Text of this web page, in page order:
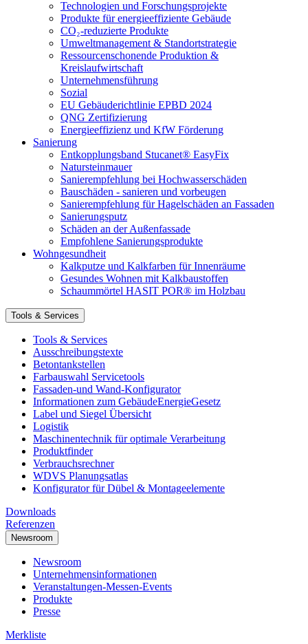
Technologien und Forschungsprojekte
Produkte für energieeffiziente Gebäude
CO₂-reduzierte Produkte
Umweltmanagement & Standortstrategie
Ressourcenschonende Produktion &
Kreislaufwirtschaft
Unternehmensführung
Sozial
EU Gebäuderichtlinie EPBD 2024
QNG Zertifizierung
Energieeffizienz und KfW Förderung
Sanierung
Entkopplungsband Stucanet® EasyFix
Natursteinmauer
Sanierempfehlung bei Hochwasserschäden
Bauschäden - sanieren und vorbeugen
Sanierempfehlung für Hagelschäden an Fassaden
Sanierungsputz
Schäden an der Außenfassade
Empfohlene Sanierungsprodukte
Wohngesundheit
Kalkputze und Kalkfarben für Innenräume
Gesundes Wohnen mit Kalkbaustoffen
Schaummörtel HASIT POR® im Holzbau
Tools & Services
Tools & Services
Ausschreibungstexte
Betontankstellen
Farbauswahl Servicetools
Fassaden-und Wand-Konfigurator
Informationen zum GebäudeEnergieGesetz
Label und Siegel Übersicht
Logistik
Maschinentechnik für optimale Verarbeitung
Produktfinder
Verbrauchsrechner
WDVS Planungsatlas
Konfigurator für Dübel & Montageelemente
Downloads
Referenzen
Newsroom
Newsroom
Unternehmensinformationen
Veranstaltungen-Messen-Events
Produkte
Presse
Merkliste